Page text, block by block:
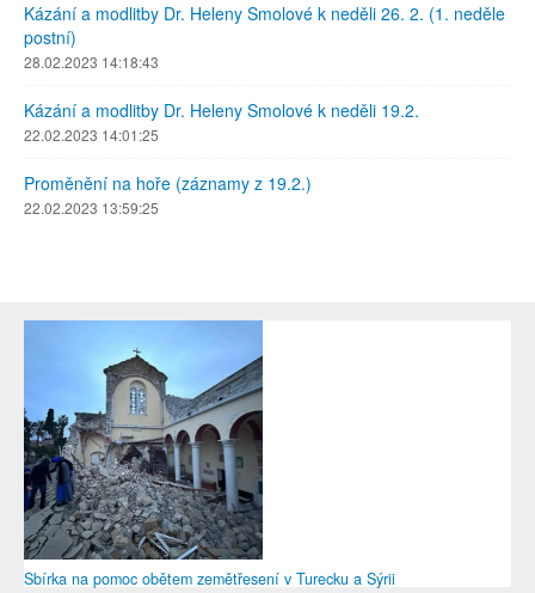
Kázání a modlitby Dr. Heleny Smolové k neděli 26. 2. (1. neděle
postní)
28.02.2023 14:18:43
Kázání a modlitby Dr. Heleny Smolové k neděli 19.2.
22.02.2023 14:01:25
Proměnění na hoře (záznamy z 19.2.)
22.02.2023 13:59:25
Sbírka na pomoc obětem zemětřesení v Turecku a Sýrii